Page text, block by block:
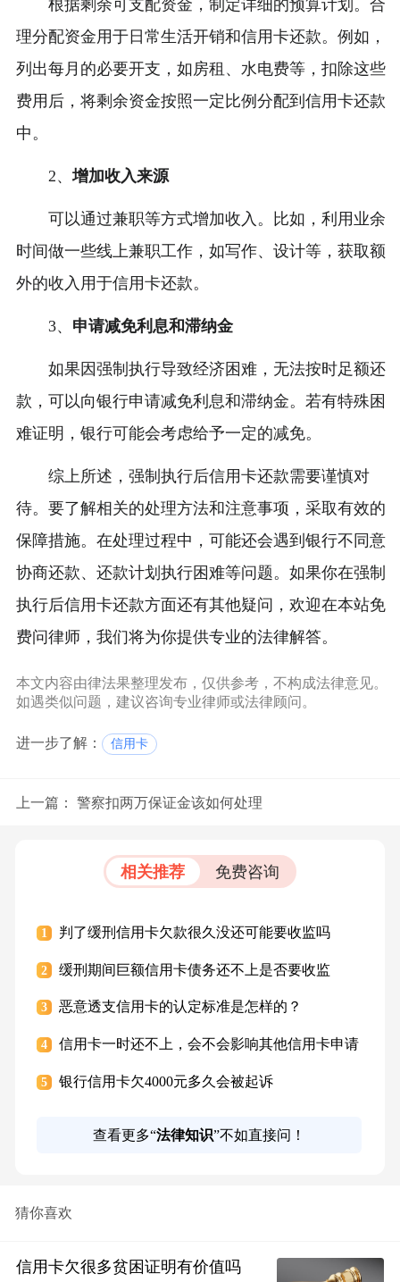
根据剩余可支配资金，制定详细的预算计划。合
理分配资金用于日常生活开销和信用卡还款。例如，
列出每月的必要开支，如房租、水电费等，扣除这些
费用后，将剩余资金按照一定比例分配到信用卡还款
中。
2、增加收入来源
可以通过兼职等方式增加收入。比如，利用业余
时间做一些线上兼职工作，如写作、设计等，获取额
外的收入用于信用卡还款。
3、 申请减免利息和滞纳金
如果因强制执行导致经济困难，无法按时足额还
款，可以向银行申请减免利息和滞纳金。若有特殊困
难证明，银行可能会考虑给予一定的减免。
综上所述，强制执行后信用卡还款需要谨慎对
待。要了解相关的处理方法和注意事项，采取有效的
保障措施。在处理过程中，可能还会遇到银行不同意
协商还款、还款计划执行困难等问题。如果你在强制
执行后信用卡还款方面还有其他疑问，欢迎在本站免
费问律师，我们将为你提供专业的法律解答。
本文内容由律法果整理发布，仅供参考，不构成法律意见。
如遇类似问题，建议咨询专业律师或法律顾问。
进一步了解： 信用卡
上一篇： 警察扣两万保证金该如何处理
相关推荐 免费咨询
1 判了缓刑信用卡欠款很久没还可能要收监吗
2 缓刑期间巨额信用卡债务还不上是否要收监
3 恶意透支信用卡的认定标准是怎样的？
4 信用卡一时还不上，会不会影响其他信用卡申请
5 银行信用卡欠4000元多久会被起诉
查看更多“法律知识”不如直接问！
猜你喜欢
信用卡欠很多贫困证明有价值吗